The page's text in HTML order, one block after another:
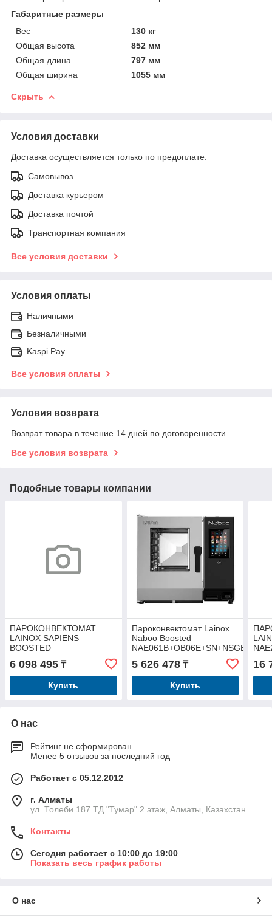
Габаритные размеры
Вес
130 кг
Общая высота
852 мм
Общая длина
797 мм
Общая ширина
1055 мм
Скрыть
Условия доставки
Доставка осуществляется только по предоплате.
Самовывоз
Доставка курьером
Доставка почтой
Транспортная компания
Все условия доставки
Условия оплаты
Наличными
Безналичными
Kaspi Pay
Все условия оплаты
Условия возврата
Возврат товара в течение 14 дней по договоренности
Все условия возврата
Подобные товары компании
ПАРОКОНВЕКТОМАТ
LAINOX SAPIENS
BOOSTED
SAE061B+OB061E+NPSB/
ПРАВ
6 098 495 ₸
Купить
Пароконвектомат Lainox
Naboo Boosted
NAE061B+OB06E+SN+NSGB
5 626 478₸
Купить
16
О нас
Рейтинг не сформирован
Менее 5 отзывов за последний год
Работает с 05.12.2012
г. Алматы
ул. Толеби 187 ТД "Тумар" 2 этаж, Алматы, Казахстан
Контакты
Сегодня работает с 10:00 до 19:00
Показать весь график работы
О нас